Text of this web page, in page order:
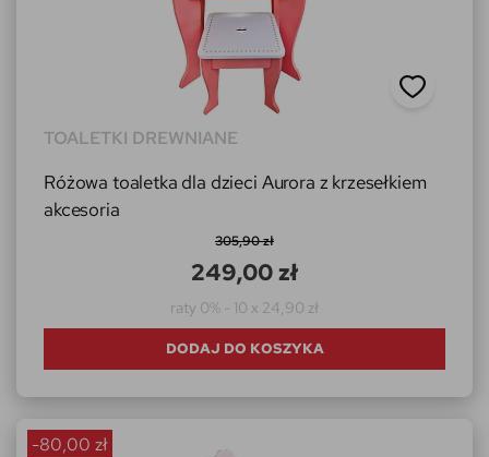
TOALETKI DREWNIANE
Różowa toaletka dla dzieci Aurora z krzesełkiem
akcesoria
305,90 zł
249,00 zł
raty 0% - 10 x 24,90 zł
DODAJ DO KOSZYKA
-80,00 zł